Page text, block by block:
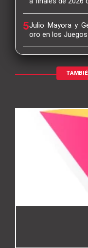
5Julio Mayora y
oro en los